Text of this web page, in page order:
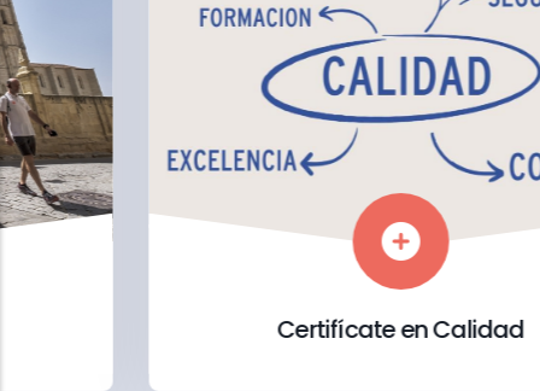
Certifícate en Calidad